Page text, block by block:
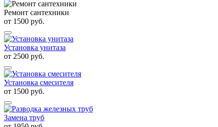
Ремонт сантехники
от 1500 руб.
Установка унитаза
от 2500 руб.
Установка смесителя
от 1500 руб.
Замена труб